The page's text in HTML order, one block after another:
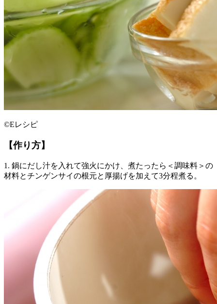
©Eレシピ
【作り方】
1. 鍋にだし汁を入れて強火にかけ、煮たったら＜調味料＞の
材料とチンゲンサイの根元と厚揚げを加えて3分程煮る。